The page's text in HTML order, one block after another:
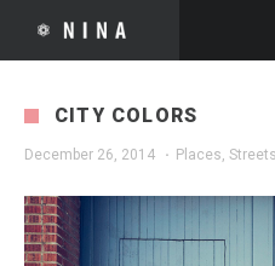
CITY COLORS
December 26, 2014 · Places, Streets